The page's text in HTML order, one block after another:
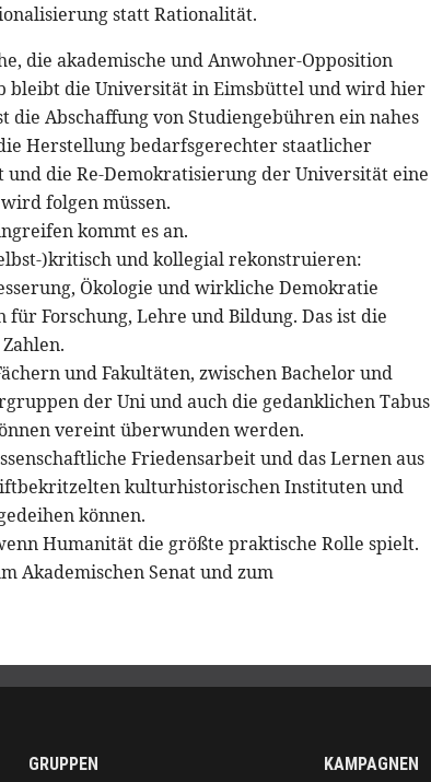
statt Rationalität.
die akademische und Anwohner-Opposition
bleibt die Universität in Eimsbüttel und wird hier
Abschaffung von Studiengebühren ein nahes
Herstellung bedarfsgerechter staatlicher
die Re-Demokratisierung der Universität eine
folgen müssen.
kommt es an.
)kritisch und kollegial rekonstruieren:
Ökologie und wirkliche Demokratie
Forschung, Lehre und Bildung. Das ist die
und Fakultäten, zwischen Bachelor und
der Uni und auch die gedanklichen Tabus
vereint überwunden werden.
Friedensarbeit und das Lernen aus
kulturhistorischen Instituten und
können.
Humanität die größte praktische Rolle spielt.
Akademischen Senat und zum
GRUPPEN KAMPAGNEN